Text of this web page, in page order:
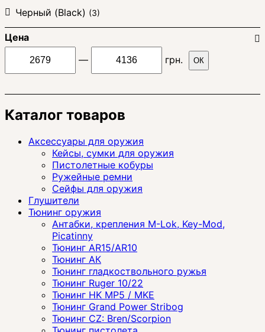
Черный (Black) (3)
Цена
—
грн. ОК
Каталог товаров
Аксессуары для оружия
Кейсы, сумки для оружия
Пистолетные кобуры
Ружейные ремни
Сейфы для оружия
Глушители
Тюнинг оружия
Антабки, крепления M-Lok, Key-Mod,
Picatinny
Тюнинг AR15/AR10
Тюнинг АК
Тюнинг гладкоствольного ружья
Тюнинг Ruger 10/22
Тюнинг HK MP5 / MKE
Тюнинг Grand Power Stribog
Тюнинг CZ: Bren/Scorpion